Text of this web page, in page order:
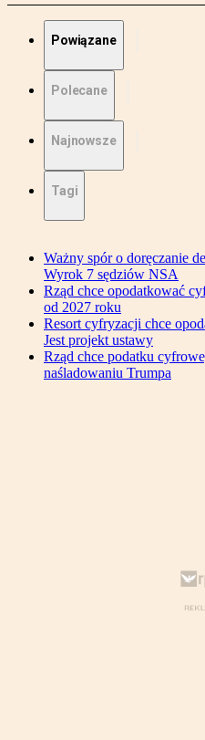
Powiązane
Polecane
Najnowsze
Tagi
Ważny spór o doręczanie
Wyrok 7 sędziów NSA
Rząd chce opodatkować
od 2027 roku
Resort cyfryzacji chce
Jest projekt ustawy
Rząd chce podatku
naśladowaniu Trumpa